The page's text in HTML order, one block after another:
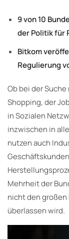
9 von 10
der Politik für
Bitkom
Regulierung
Ob bei der
Shopping, der
in Sozialen
inzwischen in
nutzen auch
Mehrheit der
nicht den großen
überlassen wird.